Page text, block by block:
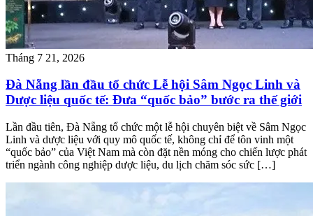
Tháng 7 21, 2026
Đà Nẵng lần đầu tổ chức Lễ hội Sâm Ngọc Linh và
Dược liệu quốc tế: Đưa “quốc bảo” bước ra thế giới
Lần đầu tiên, Đà Nẵng tổ chức một lễ hội chuyên biệt về Sâm Ngọc
Linh và dược liệu với quy mô quốc tế, không chỉ để tôn vinh một
“quốc bảo” của Việt Nam mà còn đặt nền móng cho chiến lược phát
triển ngành công nghiệp dược liệu, du lịch chăm sóc sức […]